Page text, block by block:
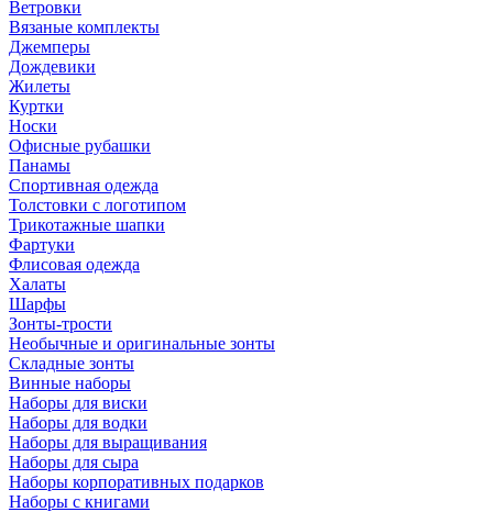
Ветровки
Вязаные комплекты
Джемперы
Дождевики
Жилеты
Куртки
Носки
Офисные рубашки
Панамы
Спортивная одежда
Толстовки с логотипом
Трикотажные шапки
Фартуки
Флисовая одежда
Халаты
Шарфы
Зонты-трости
Необычные и оригинальные зонты
Складные зонты
Винные наборы
Наборы для виски
Наборы для водки
Наборы для выращивания
Наборы для сыра
Наборы корпоративных подарков
Наборы с книгами